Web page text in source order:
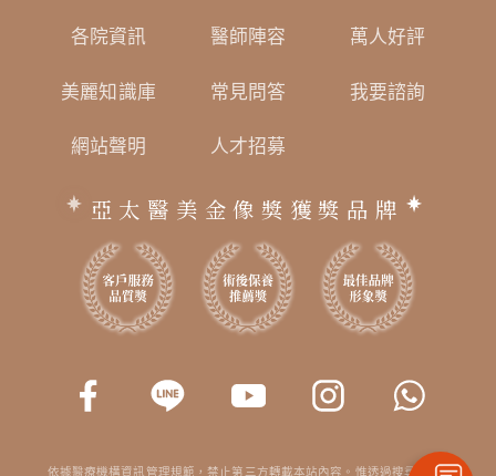
各院資訊 醫師陣容 萬人好評
美麗知識庫 常見問答 我要諮詢
網站聲明 人才招募
亞太醫美金像獎獲獎品牌
依據醫療機構資訊管理規範，禁止第三方轉載本站內容。惟透過搜尋